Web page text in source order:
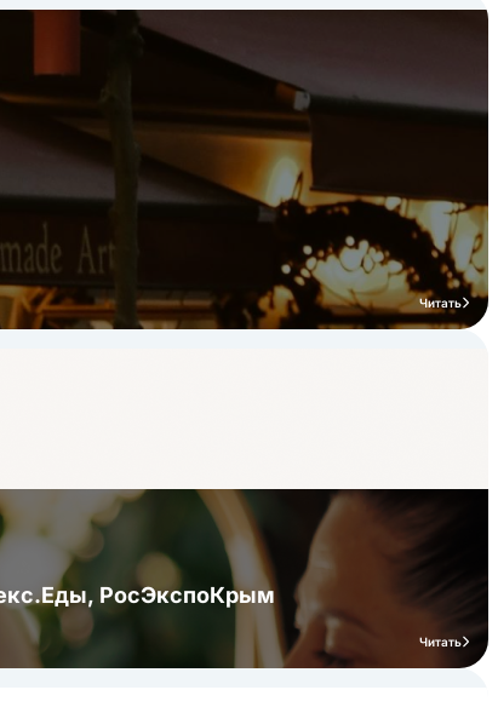
Читать
РосЭкспоКрым
Читать